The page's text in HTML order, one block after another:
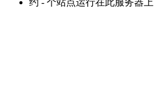
约 - 个站点运行在此服务器上